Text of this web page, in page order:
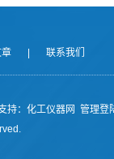
联系我们
持： 化工仪器网 管理登